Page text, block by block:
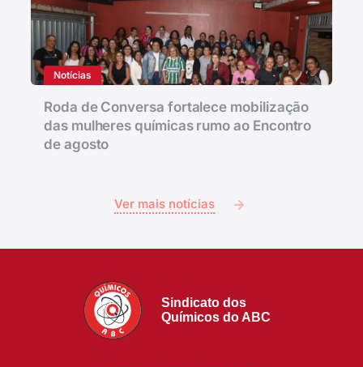
Notícias
Roda de Conversa fortalece mobilização
das mulheres químicas rumo ao Encontro
de agosto
Ver mais notícias
Sindicato dos
Químicos do ABC